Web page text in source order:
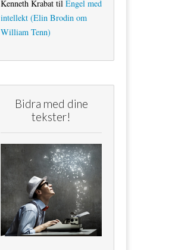
Kenneth Krabat til Engel med
intellekt (Elin Brodin om
William Tenn)
Bidra med dine
tekster!